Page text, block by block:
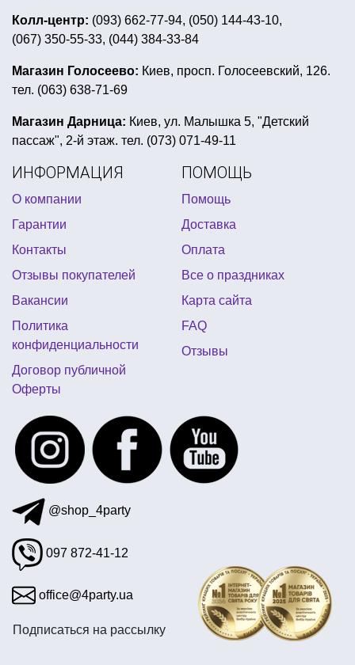
пивная вечеринка аксессуары
вечеринка в стиле куба спиннеры купить
купить воздушные шары для моделировани
метафан купить украина
майнкрафт товары для праздника
купить топперы для торта
букеты из шариков
воздушные шары на день рождения мальчику
колпак новогодний купить
новогодние парики киев
декор для детских праздников
новогодние костюмы зверей для взрослых
купить сувениры к 8 марта
стоимость декора на свадьбу
аксессуары для мексиканской вечеринки
декор для воздушных шаров
день рождения бравл старс
шарики для вечеринки
Колл-центр: (093) 662-77-94, (050) 144-43-10,
(067) 350-55-33, (044) 384-33-84
Магазин Голосеево: Киев, просп. Голосеевский, 126.
тел. (063) 638-71-69
Магазин Дарница: Киев, ул. Малышка 5, "Детский
пассаж", 2-й этаж. тел. (073) 071-49-11
ИНФОРМАЦИЯ
О компании
Гарантии
Контакты
Отзывы покупателей
Вакансии
Политика
конфиденциальности
Договор публичной
Оферты
ПОМОЩЬ
Помощь
Доставка
Оплата
Все о праздниках
Карта сайта
FAQ
Отзывы
@shop_4party
097 872-41-12
office@4party.ua
Подписаться на рассылку